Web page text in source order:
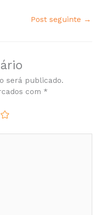
Post seguinte →
será publicado.
com *